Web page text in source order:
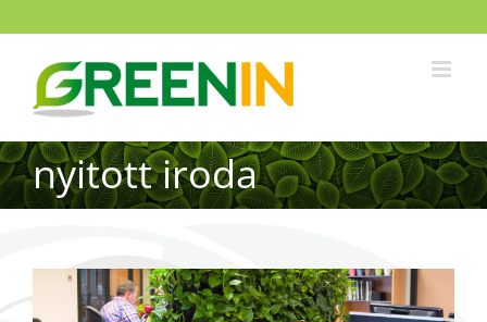
nyitott iroda